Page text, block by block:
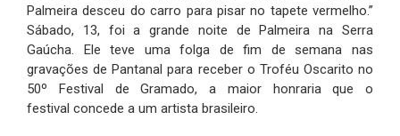
Palmeira desceu do carro para pisar no tapete vermelho.”
Sábado, 13, foi a grande noite de Palmeira na Serra
Gaúcha. Ele teve uma folga de fim de semana nas
gravações de Pantanal para receber o Troféu Oscarito no
50º Festival de Gramado, a maior honraria que o
festival concede a um artista brasileiro.